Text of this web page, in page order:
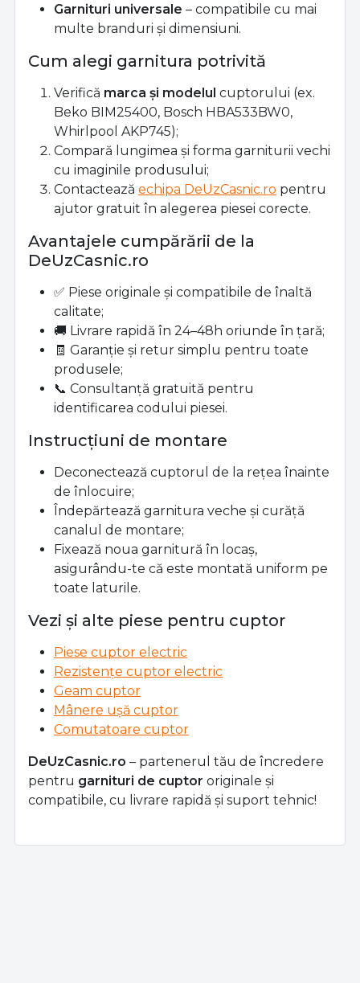
Garnituri universale – compatibile cu mai
multe branduri și dimensiuni.
Cum alegi garnitura potrivită
Verifică marca și modelul cuptorului (ex.
Beko BIM25400, Bosch HBA533BW0,
Whirlpool AKP745);
Compară lungimea și forma garniturii vechi
cu imaginile produsului;
Contactează echipa DeUzCasnic.ro pentru
ajutor gratuit în alegerea piesei corecte.
Avantajele cumpărării de la
DeUzCasnic.ro
✅ Piese originale și compatibile de înaltă
calitate;
🚚 Livrare rapidă în 24–48h oriunde în țară;
🧾 Garanție și retur simplu pentru toate
produsele;
📞 Consultanță gratuită pentru
identificarea codului piesei.
Instrucțiuni de montare
Deconectează cuptorul de la rețea înainte
de înlocuire;
Îndepărtează garnitura veche și curăță
canalul de montare;
Fixează noua garnitură în locaș,
asigurându-te că este montată uniform pe
toate laturile.
Vezi și alte piese pentru cuptor
Piese cuptor electric
Rezistențe cuptor electric
Geam cuptor
Mânere ușă cuptor
Comutatoare cuptor
DeUzCasnic.ro – partenerul tău de încredere
pentru garnituri de cuptor originale și
compatibile, cu livrare rapidă și suport tehnic!